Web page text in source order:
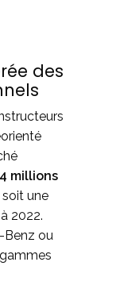
des
millions
une
2022.
Benz ou